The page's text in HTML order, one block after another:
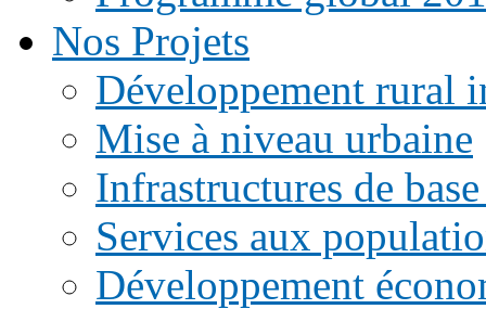
Nos Projets
Développement rural
Mise à niveau urbaine
Infrastructures de
Services aux
Développement